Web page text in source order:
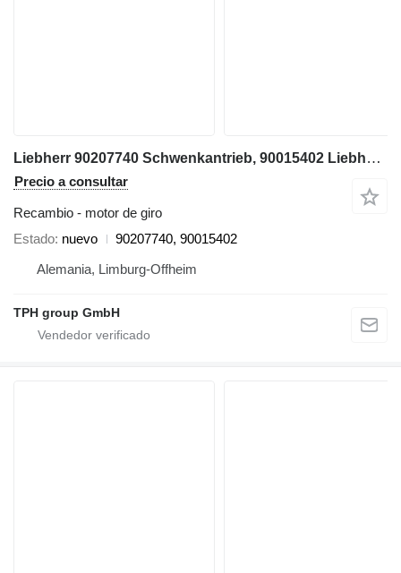
Liebherr 90207740 Schwenkantrieb, 90015402 Liebherr R926COMP, R922LC, R92 motor de giro para Liebherr
Precio a consultar
Recambio - motor de giro
Estado nuevo
90207740, 90015402
Alemania, Limburg-Offheim
TPH group GmbH